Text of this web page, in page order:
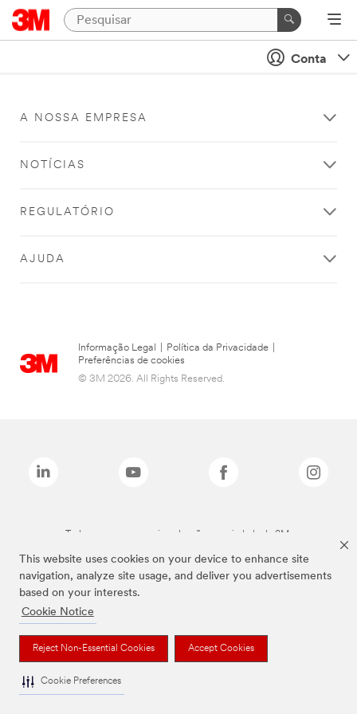
This website uses cookies on your device to enhance site
navigation, analyze site usage, and deliver you advertisements
based on your interests.
Cookie Notice
Reject Non-Essential Cookies Accept Cookies
Cookie Preferences
Conta
A NOSSA EMPRESA
NOTÍCIAS
REGULATÓRIO
AJUDA
Informação Legal Política da Privacidade
Preferências de cookies
© 3M 2026. All Rights Reserved.
Todas as marcas mencionadas são propriedade da 3M.